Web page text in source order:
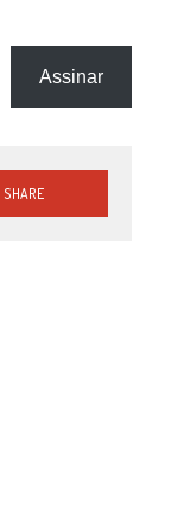
Assinar
SHARE